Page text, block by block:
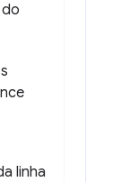
linha